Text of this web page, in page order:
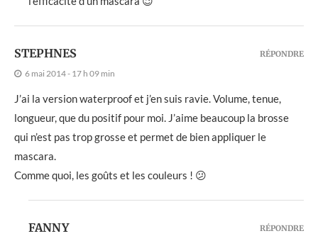
STEPHNES
6 mai 2014 - 17 h 09 min
J’ai la version waterproof et j’en suis ravie. Volume, tenue,
longueur, que du positif pour moi. J’aime beaucoup la brosse
qui n’est pas trop grosse et permet de bien appliquer le
mascara.
Comme quoi, les goûts et les couleurs ! 😕
RÉPONDRE
FANNY RÉPONDRE